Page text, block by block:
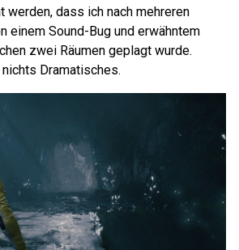
werden, dass ich nach mehreren
einem Sound-Bug und erwähntem
zwei Räumen geplagt wurde.
Dramatisches.